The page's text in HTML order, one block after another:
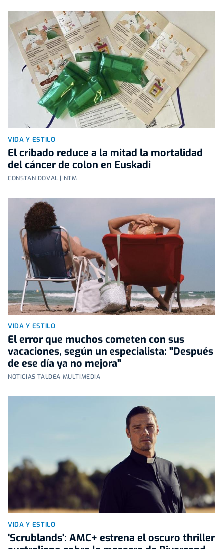
VIDA Y ESTILO
El cribado reduce a la mitad la mortalidad
del cáncer de colon en Euskadi
CONSTAN DOVAL | NTM
VIDA Y ESTILO
El error que muchos cometen con sus
vacaciones, según un especialista: "Después
de ese día ya no mejora"
NOTICIAS TALDEA MULTIMEDIA
VIDA Y ESTILO
'Scrublands': AMC+ estrena el oscuro thriller